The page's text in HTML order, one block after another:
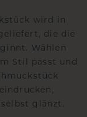
wird in
die die
Wählen
Stil passt und
glänzt.